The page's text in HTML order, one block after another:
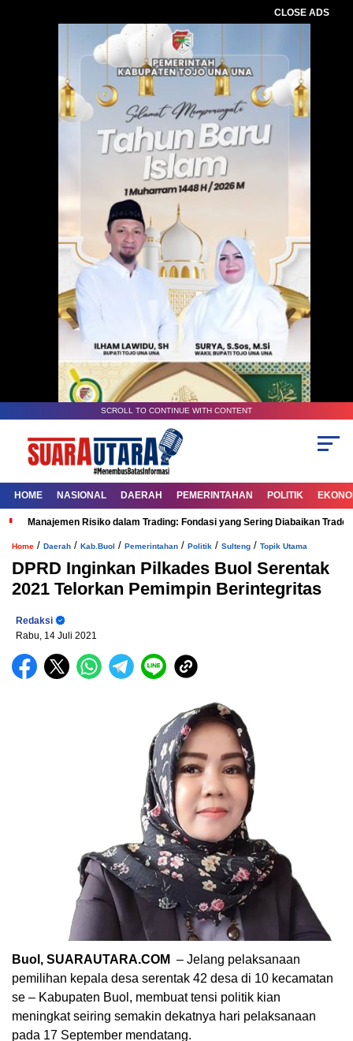
CLOSE ADS
SCROLL TO CONTINUE WITH CONTENT
HOME NASIONAL DAERAH PEMERINTAHAN POLITIK
Manajemen Risiko dalam Trading: Fondasi yang Sering Diabaikan
Home / Daerah / Kab.Buol / Pemerintahan / Politik / Sulteng / Topik Utama
DPRD Inginkan Pilkades Buol Serentak
2021 Telorkan Pemimpin Berintegritas
Redaksi
Rabu, 14 Juli 2021
Buol, SUARAUTARA.COM – Jelang pelaksanaan
pemilihan kepala desa serentak 42 desa di 10 kecamatan
se – Kabupaten Buol, membuat tensi politik kian
meningkat seiring semakin dekatnya hari pelaksanaan
pada 17 September mendatang.